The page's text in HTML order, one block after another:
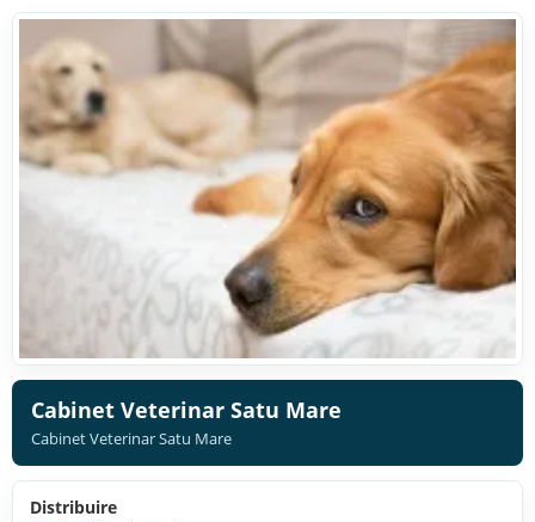
Cabinet Veterinar Satu Mare
Cabinet Veterinar Satu Mare
Distribuire